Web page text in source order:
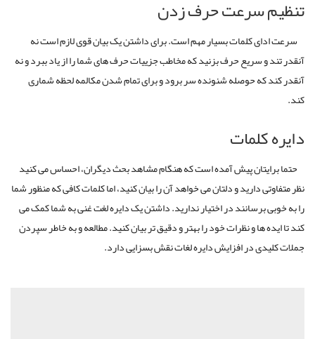
تنظیم سرعت حرف زدن
سرعت ادای کلمات بسیار مهم است. برای داشتن یک بیان قوی لازم است نه
آنقدر تند و سریع حرف بزنید که مخاطب جزییات حرف های شما را از یاد ببرد و نه
آنقدر کند که حوصله شنونده سر برود و برای تمام شدن مکالمه لحظه شماری
کند.
دایره کلمات
حتما برایتان پیش آمده است که هنگام مشاهد بحث دیگران، احساس می کنید
نظر متفاوتی دارید و دلتان می خواهد آن را بیان کنید، اما کلمات کافی که منظور شما
را به خوبی برسانند در اختیار ندارید. داشتن یک دایره لغت غنی به شما کمک می
کند تا ایده‌ ها و نظرات خود را بهتر و دقیق تر بیان کنید. مطالعه و به خاطر سپردن
جملات کلیدی در افزایش دایره لغات نقش بسزایی دارد.